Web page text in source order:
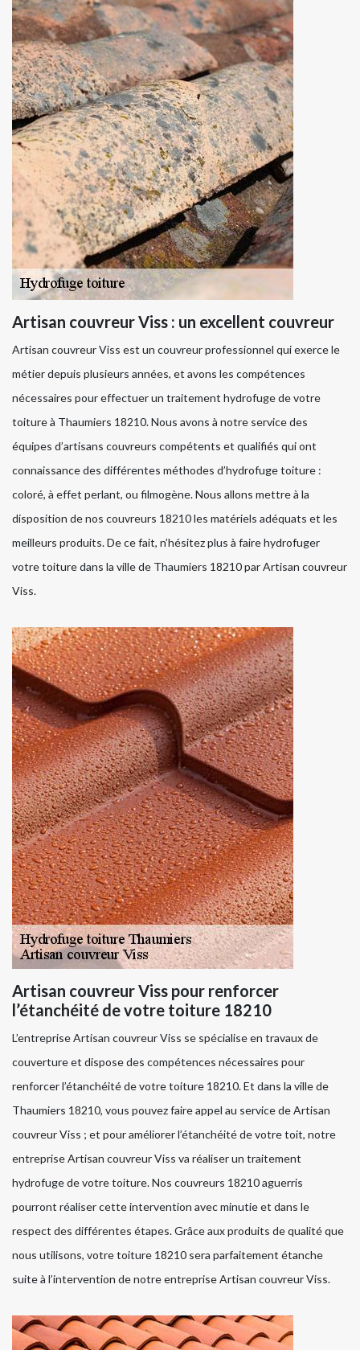
Artisan couvreur Viss : un excellent couvreur
Artisan couvreur Viss est un couvreur professionnel qui exerce le
métier depuis plusieurs années, et avons les compétences
nécessaires pour effectuer un traitement hydrofuge de votre
toiture à Thaumiers 18210. Nous avons à notre service des
équipes d’artisans couvreurs compétents et qualifiés qui ont
connaissance des différentes méthodes d’hydrofuge toiture :
coloré, à effet perlant, ou filmogène. Nous allons mettre à la
disposition de nos couvreurs 18210 les matériels adéquats et les
meilleurs produits. De ce fait, n’hésitez plus à faire hydrofuger
votre toiture dans la ville de Thaumiers 18210 par Artisan couvreur
Viss.
Artisan couvreur Viss pour renforcer
l’étanchéité de votre toiture 18210
L’entreprise Artisan couvreur Viss se spécialise en travaux de
couverture et dispose des compétences nécessaires pour
renforcer l’étanchéité de votre toiture 18210. Et dans la ville de
Thaumiers 18210, vous pouvez faire appel au service de Artisan
couvreur Viss ; et pour améliorer l’étanchéité de votre toit, notre
entreprise Artisan couvreur Viss va réaliser un traitement
hydrofuge de votre toiture. Nos couvreurs 18210 aguerris
pourront réaliser cette intervention avec minutie et dans le
respect des différentes étapes. Grâce aux produits de qualité que
nous utilisons, votre toiture 18210 sera parfaitement étanche
suite à l’intervention de notre entreprise Artisan couvreur Viss.